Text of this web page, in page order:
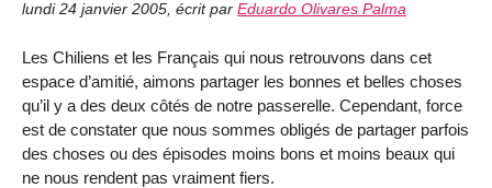
lundi 24 janvier 2005, écrit par Eduardo Olivares Palma
Les Chiliens et les Français qui nous retrouvons dans cet
espace d’amitié, aimons partager les bonnes et belles choses
qu’il y a des deux côtés de notre passerelle. Cependant, force
est de constater que nous sommes obligés de partager parfois
des choses ou des épisodes moins bons et moins beaux qui
ne nous rendent pas vraiment fiers.